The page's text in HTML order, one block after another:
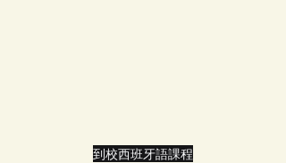
到校西班牙語課程